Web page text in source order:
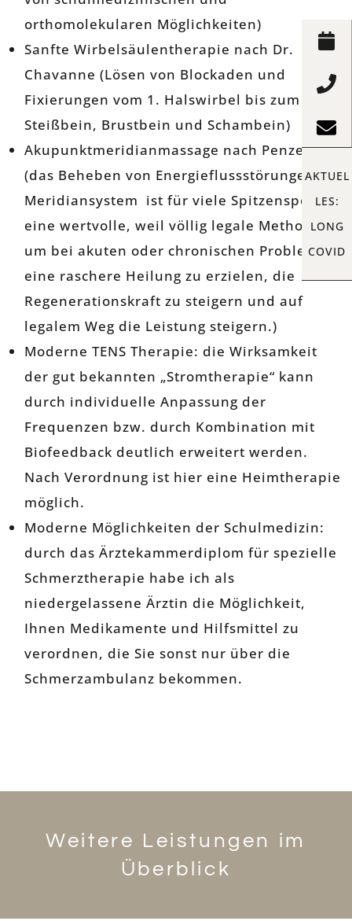
AKTUEL
LES:
LONG
COVID
orthomolekularen Möglichkeiten)
Sanfte Wirbelsäulentherapie nach Dr.
Chavanne (Lösen von Blockaden und
Fixierungen vom 1. Halswirbel bis zum
Steißbein, Brustbein und Schambein)
Akupunktmeridianmassage nach Penzel
(das Beheben von Energieflussstörungen im
Meridiansystem ist für viele Spitzensportler
eine wertvolle, weil völlig legale Methode,
um bei akuten oder chronischen Problemen
eine raschere Heilung zu erzielen, die
Regenerationskraft zu steigern und auf
legalem Weg die Leistung steigern.)
Moderne TENS Therapie: die Wirksamkeit
der gut bekannten „Stromtherapie“ kann
durch individuelle Anpassung der
Frequenzen bzw. durch Kombination mit
Biofeedback deutlich erweitert werden.
Nach Verordnung ist hier eine Heimtherapie
möglich.
Moderne Möglichkeiten der Schulmedizin:
durch das Ärztekammerdiplom für spezielle
Schmerztherapie habe ich als
niedergelassene Ärztin die Möglichkeit,
Ihnen Medikamente und Hilfsmittel zu
verordnen, die Sie sonst nur über die
Schmerzambulanz bekommen.
Weitere Leistungen im
Überblick